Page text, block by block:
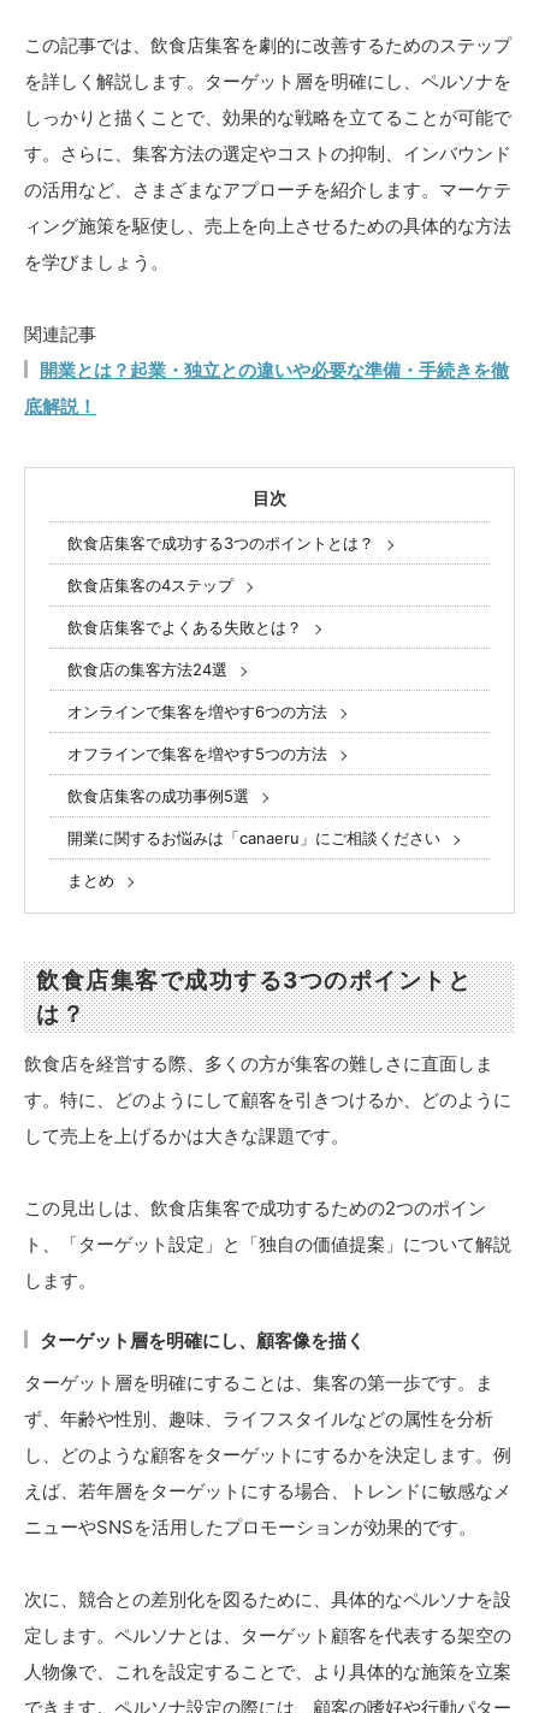
この記事では、飲食店集客を劇的に改善するためのステップ
を詳しく解説します。ターゲット層を明確にし、ペルソナを
しっかりと描くことで、効果的な戦略を立てることが可能で
す。さらに、集客方法の選定やコストの抑制、インバウンド
の活用など、さまざまなアプローチを紹介します。マーケテ
ィング施策を駆使し、売上を向上させるための具体的な方法
を学びましょう。
関連記事
開業とは？起業・独立との違いや必要な準備・手続きを徹
底解説！
目次
飲食店集客で成功する3つのポイントとは？
飲食店集客の4ステップ
飲食店集客でよくある失敗とは？
飲食店の集客方法24選
オンラインで集客を増やす6つの方法
オフラインで集客を増やす5つの方法
飲食店集客の成功事例5選
開業に関するお悩みは「canaeru」にご相談ください
まとめ
飲食店集客で成功する3つのポイントと
は？
飲食店を経営する際、多くの方が集客の難しさに直面しま
す。特に、どのようにして顧客を引きつけるか、どのように
して売上を上げるかは大きな課題です。
この見出しは、飲食店集客で成功するための2つのポイン
ト、「ターゲット設定」と「独自の価値提案」について解説
します。
ターゲット層を明確にし、顧客像を描く
ターゲット層を明確にすることは、集客の第一歩です。ま
ず、年齢や性別、趣味、ライフスタイルなどの属性を分析
し、どのような顧客をターゲットにするかを決定します。例
えば、若年層をターゲットにする場合、トレンドに敏感なメ
ニューやSNSを活用したプロモーションが効果的です。
次に、競合との差別化を図るために、具体的なペルソナを設
定します。ペルソナとは、ターゲット顧客を代表する架空の
人物像で、これを設定することで、より具体的な施策を立案
できます。ペルソナ設定の際には、顧客の嗜好や行動パター